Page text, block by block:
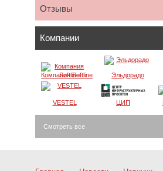
Отзывы
Компании
Компания Softline Эльдорадо
VESTEL ЦИП
Смотреть все